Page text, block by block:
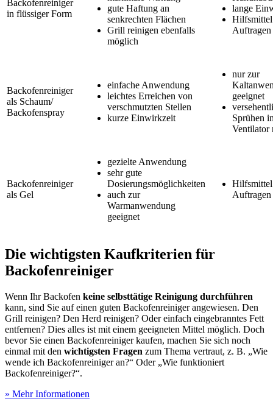
Backofenreiniger
in flüssiger Form
gute Haftung an
senkrechten Flächen
Grill reinigen ebenfalls
möglich
lange
Backofenreiniger
als Schaum/
Backofenspray
einfache Anwendung
leichtes Erreichen von
verschmutzten Stellen
kurze Einwirkzeit
nur zur
geeignet
Sprühen
Ventilator
Backofenreiniger
als Gel
gezielte Anwendung
sehr gute
Dosierungsmöglichkeiten
auch zur
Warmanwendung
geeignet
Die wichtigsten Kaufkriterien für
Backofenreiniger
Wenn Ihr Backofen keine selbsttätige Reinigung durchführen
kann, sind Sie auf einen guten Backofenreiniger angewiesen. Den
Grill reinigen? Den Herd reinigen? Oder einfach eingebranntes Fett
entfernen? Dies alles ist mit einem geeigneten Mittel möglich. Doch
bevor Sie einen Backofenreiniger kaufen, machen Sie sich noch
einmal mit den wichtigsten Fragen zum Thema vertraut, z. B. „Wie
wende ich Backofenreiniger an?“ Oder „Wie funktioniert
Backofenreiniger?“.
» Mehr Informationen